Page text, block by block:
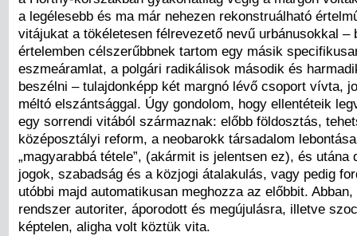
a legélesebb és ma már nehezen rekonstruálható
vitájukat a tökéletesen félrevezető nevű urbánusokkal –
értelemben célszerűbbnek tartom egy másik
eszmeáramlat, a polgári radikálisok második és
beszélni – tulajdonképp két margnó lévő csoport vívta,
méltó elszántsággal. Úgy gondolom, hogy ellentéteik
egy sorrendi vitából származnak: előbb földosztás,
középosztályi reform, a neobarokk társadalom
„magyarabbá tétele”, (akármit is jelentsen ez), és utána
jogok, szabadság és a közjogi átalakulás, vagy pedig
utóbbi majd automatikusan meghozza az előbbit.
rendszer autoriter, áporodott és megújulásra, illetve
képtelen, aligha volt köztük vita.